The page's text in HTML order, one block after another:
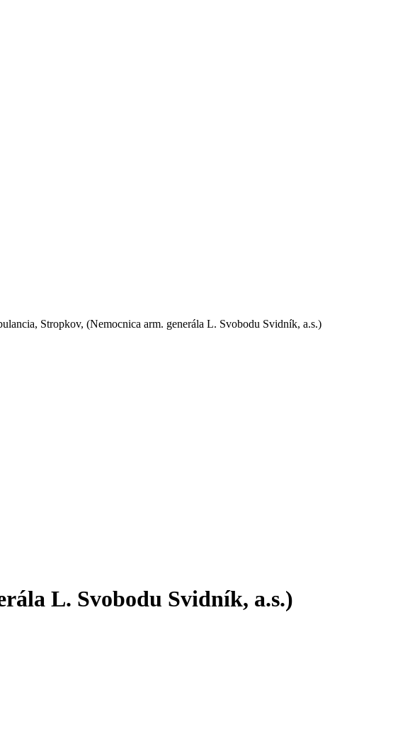
Stropkov, (Nemocnica arm. generála L. Svobodu Svidník, a.s.)
L. Svobodu Svidník, a.s.)